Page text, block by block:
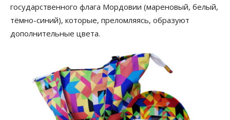
государственного флага Мордовии (мареновый, белый,
тёмно-синий), которые, преломляясь, образуют
дополнительные цвета.